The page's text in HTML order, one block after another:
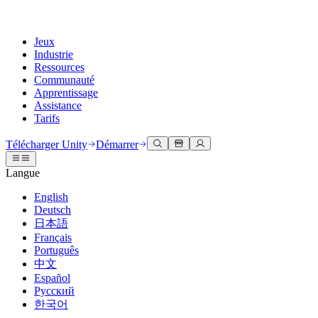
Jeux
Industrie
Ressources
Communauté
Apprentissage
Assistance
Tarifs
Moteur Unity
Créez des jeux 2D et 3D pour n'importe quelle plateforme
Collaboration
Collaborez et itérez rapidement avec votre équipe
Télécharger Unity
Offres et tarifs
Déployez
Multiplateforme
Collaboration 3D
Construisez et révisez des projets 3D en temps réel
Formation immersive
Entraînez-vous dans des environnements immersifs
Expériences client
Créez des expériences interactives 3D
Secteurs
Fabrication
Documentation
Outils de développement
Versions de publication et suivi des problèmes
Feuille de route
Examiner les fonctionnalités à venir
Glossaire
Discussions
Événements
Événements mondiaux et locaux
Histoires de la communauté
Made with Unity
Mise en avant des créateurs Unity
Unity Learn
Maîtrisez les compétences Unity gratuitement
Formation professionnelle
Améliorez votre équipe avec des formateurs Unity
Vous découvrez Unity ?
Démarrer
Démarrez votre apprentissage
Parcours essentiels Unity
Obtenir de l'aide
Vous aider à réussir avec Unity
Plans de succès
Atteignez vos objectifs plus rapidement avec un support expert
FAQ
Réponses aux questions courantes
Contactez-nous.
Connectez-vous avec notre équipe
Télécharger Unity Démarrer
Langue
English
Deutsch
日本語
Français
Português
中文
Español
Русский
한국어